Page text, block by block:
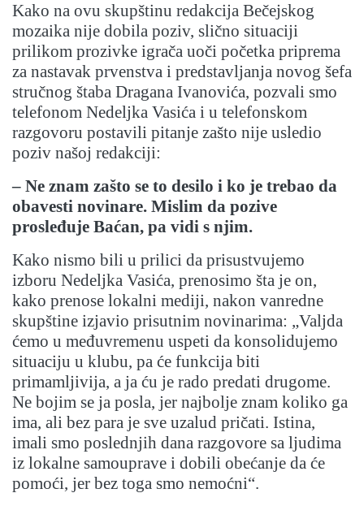
Kako na ovu skupštinu redakcija Bečejskog
mozaika nije dobila poziv, slično situaciji
prilikom prozivke igrača uoči početka priprema
za nastavak prvenstva i predstavljanja novog šefa
stručnog štaba Dragana Ivanovića, pozvali smo
telefonom Nedeljka Vasića i u telefonskom
razgovoru postavili pitanje zašto nije usledio
poziv našoj redakciji:
– Ne znam zašto se to desilo i ko je trebao da
obavesti novinare. Mislim da pozive
prosleđuje Baćan, pa vidi s njim.
Kako nismo bili u prilici da prisustvujemo
izboru Nedeljka Vasića, prenosimo šta je on,
kako prenose lokalni mediji, nakon vanredne
skupštine izjavio prisutnim novinarima: „Valjda
ćemo u međuvremenu uspeti da konsolidujemo
situaciju u klubu, pa će funkcija biti
primamljivija, a ja ću je rado predati drugome.
Ne bojim se ja posla, jer najbolje znam koliko ga
ima, ali bez para je sve uzalud pričati. Istina,
imali smo poslednjih dana razgovore sa ljudima
iz lokalne samouprave i dobili obećanje da će
pomoći, jer bez toga smo nemoćni“.